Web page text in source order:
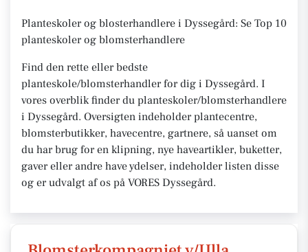
Planteskoler og blosterhandlere i Dyssegård: Se Top 10
planteskoler og blomsterhandlere
Find den rette eller bedste
planteskole/blomsterhandler for dig i Dyssegård. I
vores overblik finder du planteskoler/blomsterhandlere
i Dyssegård. Oversigten indeholder plantecentre,
blomsterbutikker, havecentre, gartnere, så uanset om
du har brug for en klipning, nye haveartikler, buketter,
gaver eller andre have ydelser, indeholder listen disse
og er udvalgt af os på VORES Dyssegård.